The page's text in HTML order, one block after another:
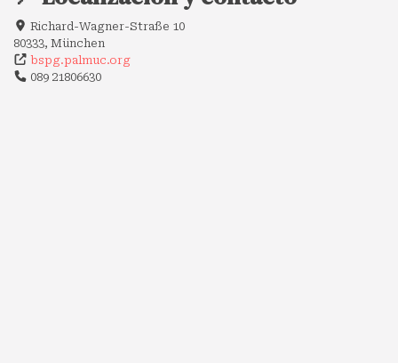
Richard-Wagner-Straße 10
80333, München
bspg.palmuc.org
089 21806630